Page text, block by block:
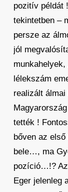
pozitív példát
tekintetben –
persze az
jól
munkahelyek,
lélekszám
realizált
tették !
bőven az
bele…, ma
pozíció…!?
Eger jelenleg